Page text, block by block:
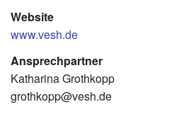
Website
www.vesh.de
Ansprechpartner
Katharina Grothkopp
grothkopp@vesh.de